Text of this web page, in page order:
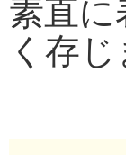
素直
く存